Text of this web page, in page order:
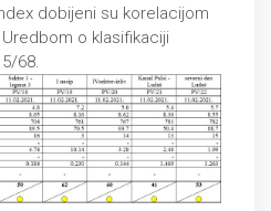
dobijeni su korelacijom
o klasifikaciji
68.